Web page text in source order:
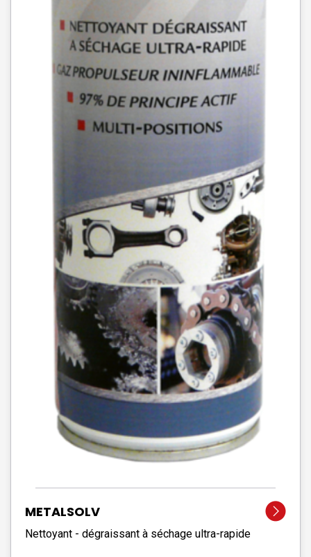
METALSOLV
Nettoyant - dégraissant à séchage ultra-rapide